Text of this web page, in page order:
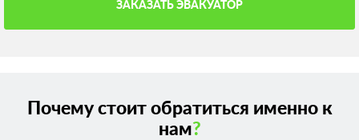
ЗАКАЗАТЬ ЭВАКУАТОР
Почему стоит обратиться именно к
нам?